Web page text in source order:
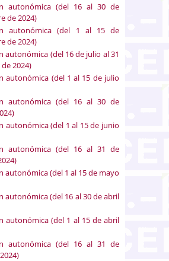
autonómica (del 16 al 30 de
de 2024)
autonómica (del 1 al 15 de
de 2024)
autonómica (del 16 de julio al 31
2024)
autonómica (del 1 al 15 de julio
autonómica (del 16 al 30 de
autonómica (del 1 al 15 de junio
autonómica (del 16 al 31 de
autonómica (del 1 al 15 de mayo
autonómica (del 16 al 30 de abril
autonómica (del 1 al 15 de abril
autonómica (del 16 al 31 de